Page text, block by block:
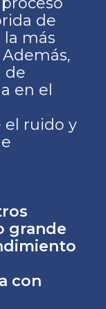
de
la más
de
en el
el ruido y
grande
con